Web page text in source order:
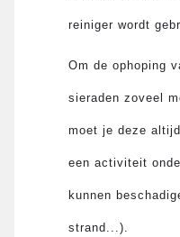
reiniger wordt
Om de ophoping
sieraden zoveel
moet je deze
een activiteit
kunnen
strand...).